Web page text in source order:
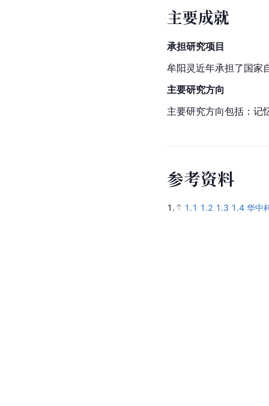
主要成就
承担研究项目
牟阳灵近年承担了国家
主要研究方向
主要研究方向包括：记
参考资料
1. 1.1 1.2 1.3 1.4 华中